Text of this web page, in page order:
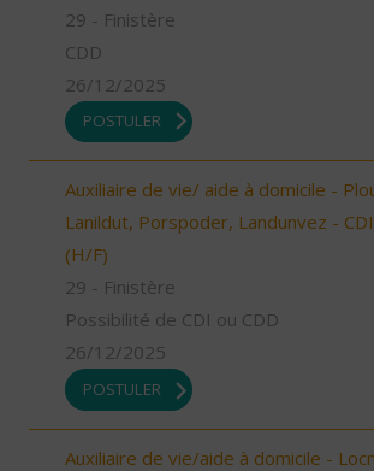
29 - Finistère
CDD
26/12/2025
POSTULER
Auxiliaire de vie/ aide à domicile -
Lanildut, Porspoder, Landunvez -
(H/F)
29 - Finistère
Possibilité de CDI ou CDD
26/12/2025
POSTULER
Auxiliaire de vie/aide à domicile -